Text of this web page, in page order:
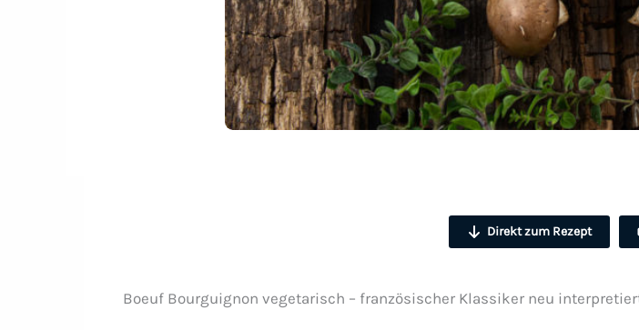
Direkt zum Rezept
Boeuf Bourguignon vegetarisch – französischer Klassiker neu